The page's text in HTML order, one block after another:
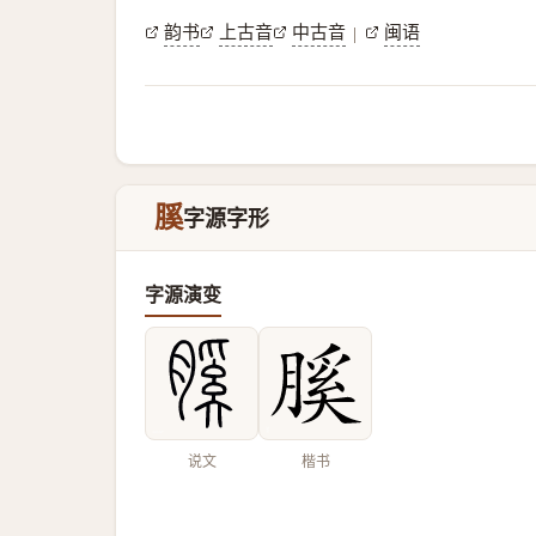
韵书 上古音 中古音 | 闽语
膎字源字形
字源演变
说文 楷书